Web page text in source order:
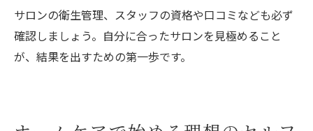
サロンの衛生管理、スタッフの資格や口コミなども必ず
確認しましょう。自分に合ったサロンを見極めること
が、結果を出すための第一歩です。